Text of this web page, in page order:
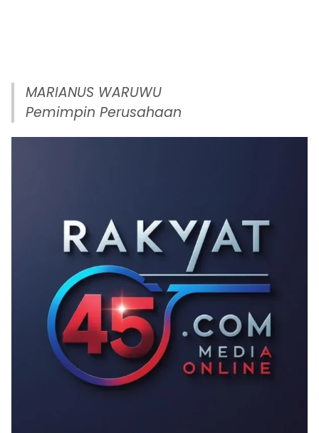
MARIANUS WARUWU
Pemimpin Perusahaan